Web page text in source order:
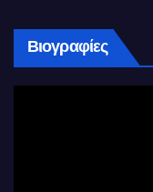
Βιογραφίες